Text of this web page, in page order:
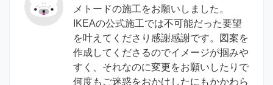
メトードの施工をお願いしました。
IKEAの公式施工では不可能だった要望
を叶えてくださり感謝感謝です。図案を
作成してくださるのでイメージが掴みや
すく、それなのに変更をお願いしたりで
何度もご迷惑をおかけしたにもかかわら